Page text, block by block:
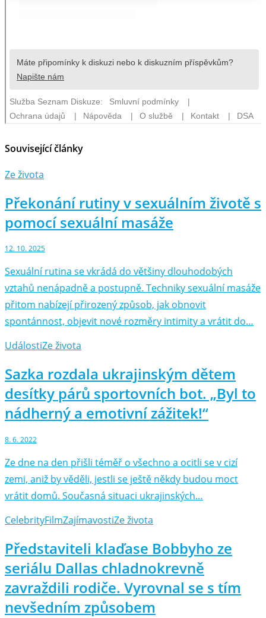
Související články
Ze života
Překonání rutiny v sexuálním životě s
pomocí sexuální masáže
12. 10. 2025
Sexuální rutina se vkrádá do většiny dlouhodobých
vztahů nenápadně a postupně. Techniky sexuální masáže
přitom nabízejí přirozený způsob, jak obnovit
spontánnost, objevit nové rozměry intimity a vrátit do…
UdálostiZe života
Sazka rozdala ukrajinským dětem
desítky párů sportovních bot. „Byl to
nádherný a emotivní zážitek!“
8. 6. 2022
Ze dne na den přišli téměř o všechno a ocitli se v cizí
zemi, aniž by věděli, jestli se ještě někdy budou moct
vrátit domů. Současná situaci ukrajinských…
CelebrityFilmZajímavostiZe života
Představiteli klaďase Bobbyho ze
seriálu Dallas chladnokrevně
zavraždili rodiče. Vyrovnal se s tím
nevšedním způsobem